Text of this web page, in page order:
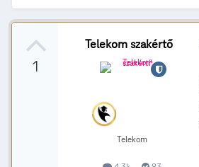
1
Telekom szakértő
Telekom